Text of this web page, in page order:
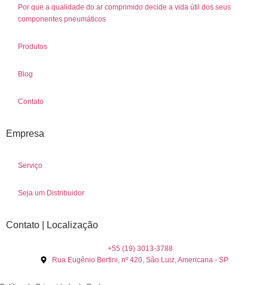
Por que a qualidade do ar comprimido decide a vida útil dos seus
componentes pneumáticos
Produtos
Blog
Contato
Empresa
Serviço
Seja um Distribuidor
Contato | Localização
+55 (19) 3013-3788
Rua Eugênio Bertini, nº 420, São Luiz, Americana - SP